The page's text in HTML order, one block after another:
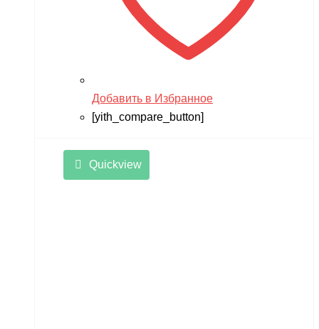
Добавить в Избранное
[yith_compare_button]
Quickview